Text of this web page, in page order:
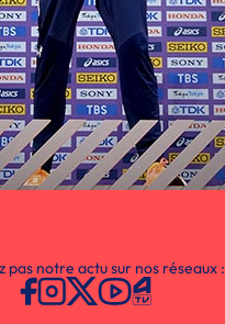
pas notre actu sur nos réseaux :